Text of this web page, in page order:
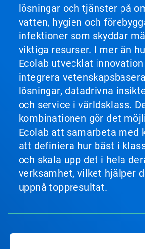
lösningar och tjänster på
vatten, hygien och
infektioner som skyddar
viktiga resurser. I mer än
Ecolab utvecklat
integrera
lösningar, datadrivna
och service i världsklass.
kombinationen gör det
Ecolab att samarbeta med
att definiera hur bäst i
och skala upp det i hela
verksamhet, vilket hjälper
uppnå toppresultat.